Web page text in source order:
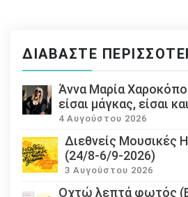
ΔΙΑΒΆΣΤΕ
Άννα Μαρία
είσαι μάγκας, είσαι
4 Αυγούστου 2026
Διεθνείς Μουσικές
(24/8-6/9-2026)
3 Αυγούστου 2026
Οχτώ λεπτά φωτός